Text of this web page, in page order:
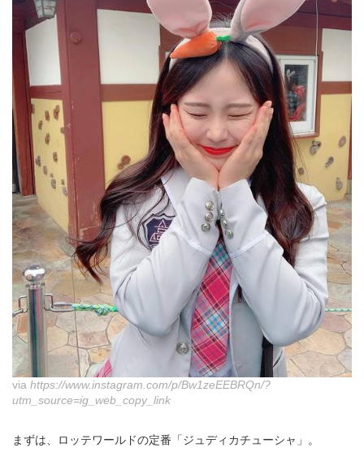
via https://www.instagram.com/p/Bw1zeEEBRQn/?
utm_source=ig_web_copy_link
まずは、ロッテワールドの定番「ジュディカチューシャ」。